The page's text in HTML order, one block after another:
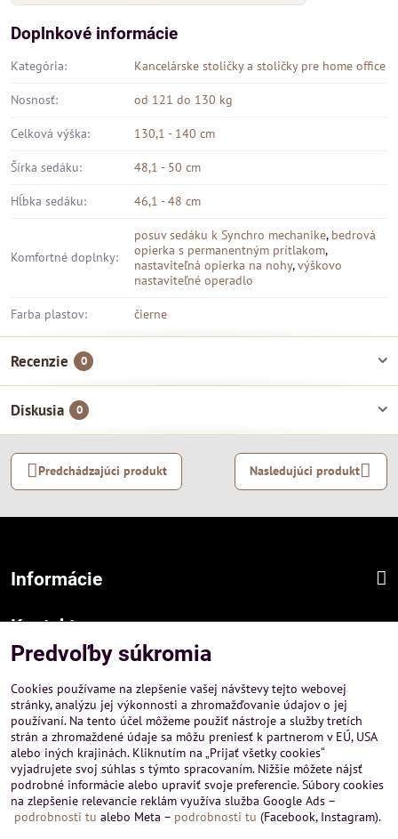
Doplnkové informácie
Kategória: Kancelárske stoličky a stoličky pre home office
Nosnosť: od 121 do 130 kg
Celková výška: 130,1 - 140 cm
Šírka sedáku: 48,1 - 50 cm
Hĺbka sedáku: 46,1 - 48 cm
Komfortné doplnky:
posuv sedáku k Synchro mechanike, bedrová
opierka s permanentným prítlakom,
nastaviteľná opierka na nohy,výškovo
nastaviteľné operadlo
Farba plastov: čierne
Recenzie 0
Diskusia 0
Predchádzajúci produkt Nasledujúci produkt
Informácie
Kontakt
Sídlo firmy :
Hurbanová 3807/21, 03601 Martin
Prevádzka a obchodné informácie :
A-PEMA, s.r.o.
Severná 14, 03601 Martin
+421 911 532545
+421 903 807209
Predvoľby súkromia
Cookies používame na zlepšenie vašej návštevy tejto webovej
stránky, analýzu jej výkonnosti a zhromažďovanie údajov o jej
používaní. Na tento účel môžeme použiť nástroje a služby tretích
strán a zhromaždené údaje sa môžu preniesť k partnerom v EÚ, USA
alebo iných krajinách. Kliknutím na „Prijať všetky cookies“
vyjadrujete svoj súhlas s týmto spracovaním. Nižšie môžete nájsť
podrobné informácie alebo upraviť svoje preferencie. Súbory cookies
na zlepšenie relevancie reklám využíva služba Google Ads –
podrobnosti tu alebo Meta – podrobnosti tu (Facebook, Instagram).